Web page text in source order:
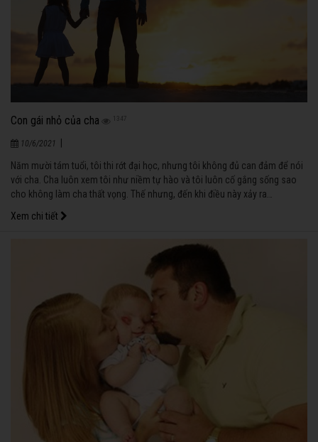
Con gái nhỏ của cha 1347
10/6/2021
Năm mười tám tuổi, tôi thi rớt đại học, nhưng tôi không đủ can đảm để nói
với cha. Cha luôn xem tôi như niềm tự hào và tôi luôn cố gắng sống sao
cho không làm cha thất vọng. Thế nhưng, đến khi điều này xảy ra…
Xem chi tiết